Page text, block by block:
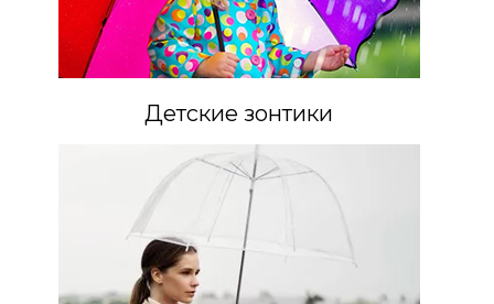
Детские зонтики